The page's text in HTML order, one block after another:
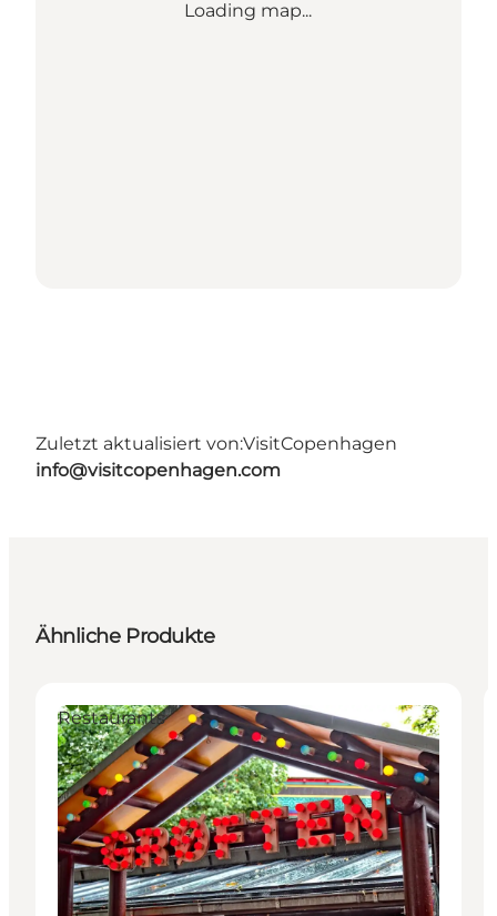
Loading map...
Zuletzt aktualisiert von:VisitCopenhagen
info@visitcopenhagen.com
Ähnliche Produkte
Restaurants